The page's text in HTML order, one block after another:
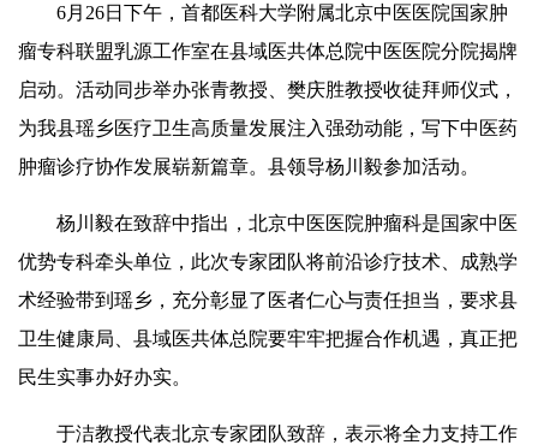
6月26日下午，首都医科大学附属北京中医医院国家肿
瘤专科联盟乳源工作室在县域医共体总院中医医院分院揭牌
启动。活动同步举办张青教授、樊庆胜教授收徒拜师仪式，
为我县瑶乡医疗卫生高质量发展注入强劲动能，写下中医药
肿瘤诊疗协作发展崭新篇章。县领导杨川毅参加活动。
杨川毅在致辞中指出，北京中医医院肿瘤科是国家中医
优势专科牵头单位，此次专家团队将前沿诊疗技术、成熟学
术经验带到瑶乡，充分彰显了医者仁心与责任担当，要求县
卫生健康局、县域医共体总院要牢牢把握合作机遇，真正把
民生实事办好办实。
于洁教授代表北京专家团队致辞，表示将全力支持工作